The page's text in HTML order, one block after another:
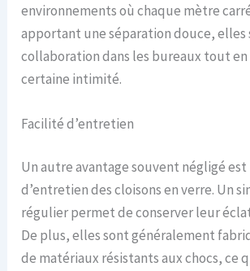
environnements où chaque mètre
apportant une séparation douce,
collaboration dans les bureaux tout
certaine intimité.
Facilité d’entretien
Un autre avantage souvent négligé
d’entretien des cloisons en verre. Un
régulier permet de conserver leur
De plus, elles sont généralement
de matériaux résistants aux chocs, ce